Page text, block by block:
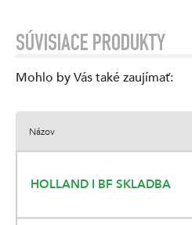
SÚVISIACE PRODUKTY
Mohlo by Vás také zaujímať:
Názov
HOLLAND I BF SKLADBA